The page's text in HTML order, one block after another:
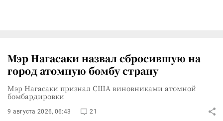
Мэр Нагасаки назвал сбросившую на
город атомную бомбу страну
Мэр Нагасаки признал США виновниками атомной
бомбардировки
9 августа 2026, 06:43 21